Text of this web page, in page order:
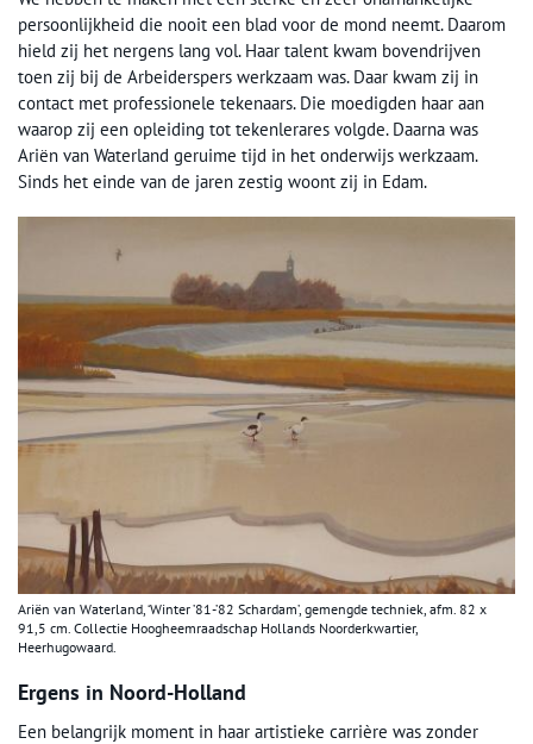
persoonlijkheid die nooit een blad voor de mond neemt. Daarom
hield zij het nergens lang vol. Haar talent kwam bovendrijven
toen zij bij de Arbeiderspers werkzaam was. Daar kwam zij in
contact met professionele tekenaars. Die moedigden haar aan
waarop zij een opleiding tot tekenlerares volgde. Daarna was
Ariën van Waterland geruime tijd in het onderwijs werkzaam.
Sinds het einde van de jaren zestig woont zij in Edam.
Ariën van Waterland, ‘Winter ’81-’82 Schardam’, gemengde techniek, afm. 82 x
91,5 cm. Collectie Hoogheemraadschap Hollands Noorderkwartier,
Heerhugowaard.
Ergens in Noord-Holland
Een belangrijk moment in haar artistieke carrière was zonder